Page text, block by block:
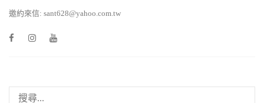
邀約來信: sant628@yahoo.com.tw